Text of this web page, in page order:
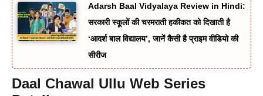
Adarsh Baal Vidyalaya Review in Hindi:
सरकारी स्कूलों की चरमराती हकीकत को दिखाती है
‘आदर्श बाल विद्यालय’, जानें कैसी है प्राइम वीडियो की
सीरीज
Daal Chawal Ullu Web Series